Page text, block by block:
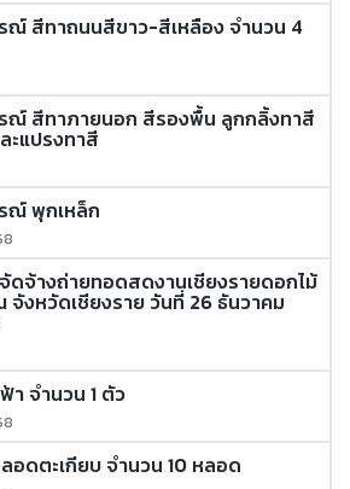
สีทาถนนสีขาว-สีเหลือง จำนวน 4
สีทาภายนอก สีรองพื้น ลูกกลิ้งทาสี
ะแปรงทาสี
ณ์ พุกเหล็ก
ดจ้างถ่ายทอดสดงานเชียงรายดอกไม้
จังหวัดเชียงราย วันที่ 26 ธันวาคม
า จำนวน 1 ตัว
ดตะเกียบ จำนวน 10 หลอด